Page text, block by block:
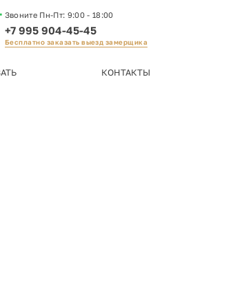
Звоните Пн-Пт: 9:00 - 18:00
+7 995 904-45-45
Бесплатно заказать выезд замерщика
КОНТАКТЫ